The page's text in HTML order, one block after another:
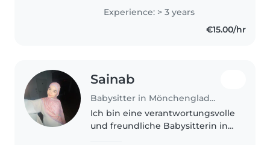
in der Kinderbetreuung da ich
selbst Mutter bin. Meine eigenen
Experience: > 3 years
€15.00/hr
Sainab
Babysitter in Mönchengladbach
Ich bin eine verantwortungsvolle
und freundliche Babysitterin in